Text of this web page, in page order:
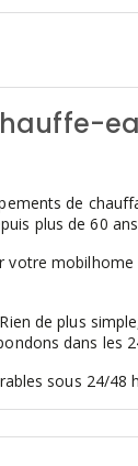
de
plus de 60
de plus
dans les
sous 24/48